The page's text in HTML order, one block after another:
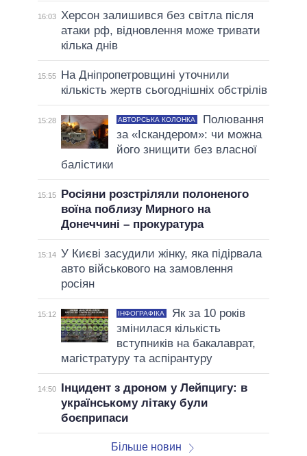
16:03 Херсон залишився без світла після
атаки рф, відновлення може тривати
кілька днів
15:55
На Дніпропетровщині уточнили
кількість жертв сьогоднішніх обстрілів
15:28 АВТОРСЬКА КОЛОНКА
Полювання
за «Іскандером»: чи можна
його знищити без власної
балістики
15:15
Росіяни розстріляли полоненого
воїна поблизу Мирного на
Донеччині – прокуратура
15:14 У Києві засудили жінку, яка підірвала
авто військового на замовлення
росіян
15:12 ІНФОГРАФІКА
Як за 10 років
змінилася кількість
вступників на бакалаврат,
магістратуру та аспірантуру
14:50
Інцидент з дроном у Лейпцигу: в
українському літаку були
боєприпаси
Більше новин